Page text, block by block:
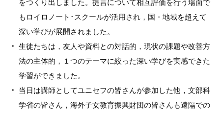
をつくり出しました。提言について相互評価を行う場面で
もロイロノート･スクールが活用され，国・地域を超えて
深い学びが展開されました。
生徒たちは，友人や資料との対話的，現状の課題や改善方
法の主体的，１つのテーマに絞った深い学びを実感できた
学習ができました。
当日は講師としてユニセフの皆さんが参加した他，文部科
学省の皆さん，海外子女教育振興財団の皆さんも遠隔での